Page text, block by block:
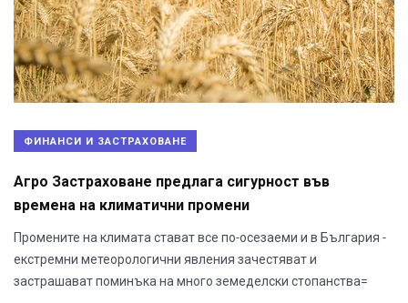
ФИНАНСИ И ЗАСТРАХОВАНЕ
Агро Застраховане предлага сигурност във
времена на климатични промени
Промените на климата стават все по-осезаеми и в България -
екстремни метеорологични явления зачестяват и
застрашават поминъка на много земеделски стопанства=